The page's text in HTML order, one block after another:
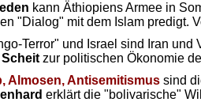
kann Äthiopiens Armee in
Dialog mit dem Islam predigt.
Terror und Israel sind Iran und
zur politischen Ökonomie
Almosen, Antisemitismus sind
erklärt die bolivarische